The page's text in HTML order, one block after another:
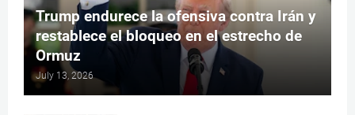
Trump endurece la ofensiva contra Irán y
restablece el bloqueo en el estrecho de
Ormuz
July 13, 2026